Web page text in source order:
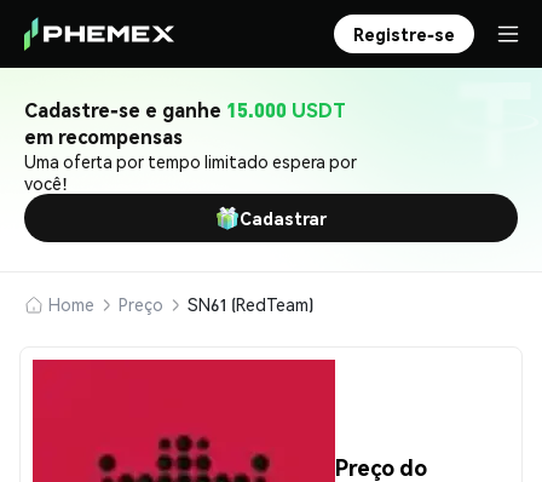
Registre-se
Cadastre-se e ganhe 15.000 USDT
em recompensas
Uma oferta por tempo limitado espera por
você!
Cadastrar
Home Preço SN61 (RedTeam)
Preço do